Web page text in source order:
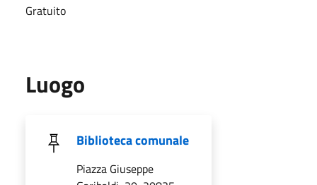
Gratuito
Luogo
Biblioteca comunale
Piazza Giuseppe